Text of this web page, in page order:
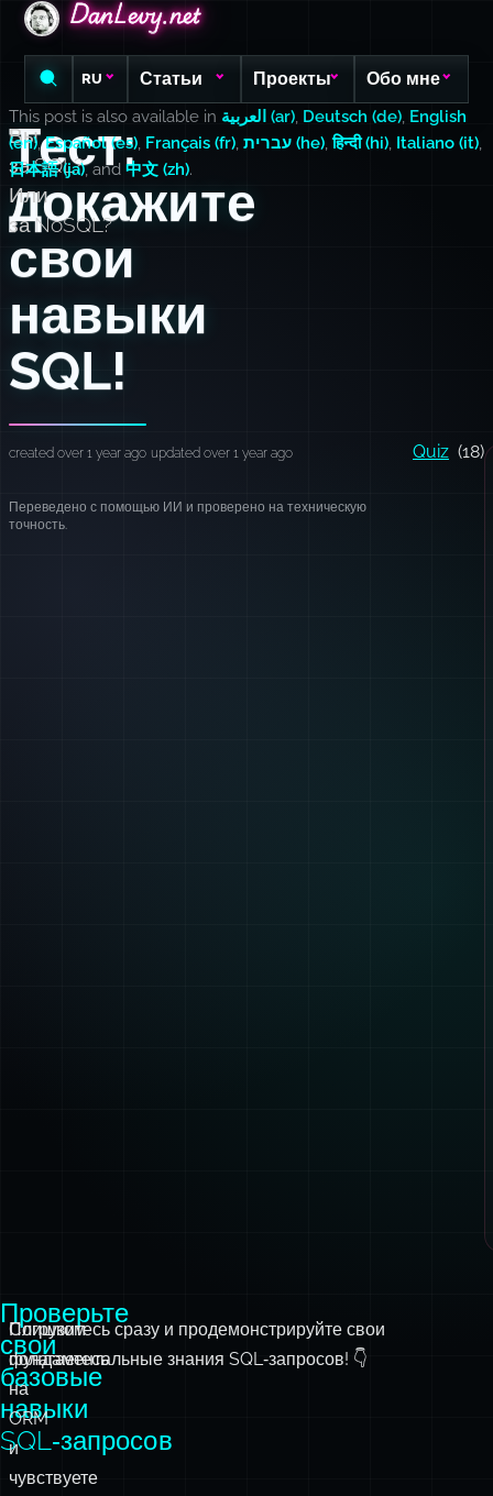
DanLevy.net
DanLevy.net
DanLevy.net
RU Статьи Проекты Обо мне
Тест:
докажите
свои
навыки
SQL!
Вы
за SQL?
Или
за NoSQL?
This post is also available in العربية (ar), Deutsch (de), English
(en),Español (es), Français (fr), עברית (he),हिन्दी (hi), Italiano (it),
日本語 (ja), and 中文 (zh).
created over 1 year ago updated over 1 year ago Quiz (18)
Переведено с помощью ИИ и проверено на техническую
точность.
Проверьте
свои
базовые
навыки
SQL‑запросов
Слишком
полагаетесь
на
ORM
и
чувствуете
Погрузитесь сразу и продемонстрируйте свои
фундаментальные знания SQL‑запросов! 👇